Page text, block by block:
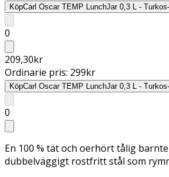
KöpCarl Oscar TEMP LunchJar 0,3 L -
0
209,30kr
Ordinarie pris: 299kr
KöpCarl Oscar TEMP LunchJar 0,3 L -
0
En 100 % tät och oerhört tålig
dubbelväggigt rostfritt stål som